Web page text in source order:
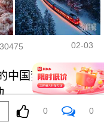
30475 02-03
中国梦——文化进
0 0